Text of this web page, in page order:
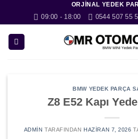
ORJINAL YEDEK
09:00 - 18:00 0544 507 55
BMW YEDEK PARÇA
Z8 E52 Kapı
ADMIN TARAFINDAN HAZIRAN 7, 2026